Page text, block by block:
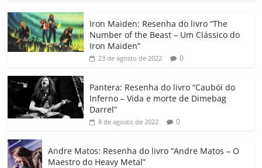
c
e
b
o
o
k
itt
er
at
s
A
p
e
dI
gl
e
Cl
a
ss
ro
o
p
y
Li
k
m
p
h
ar
Iron Maiden: Resenha do livro “The
Number of the Beast – Um Clássico do
Iron Maiden”
23 de agosto de 2022 0
Pantera: Resenha do livro “Caubói do
Inferno – Vida e morte de Dimebag
Darrel”
8 de agosto de 2022 0
Andre Matos: Resenha do livro “Andre Matos – O
Maestro do Heavy Metal”